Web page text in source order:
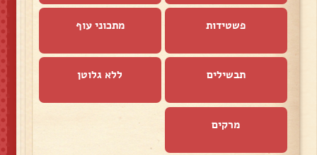
פשטידות מתכוני עוף
תבשילים ללא גלוטן
מרקים